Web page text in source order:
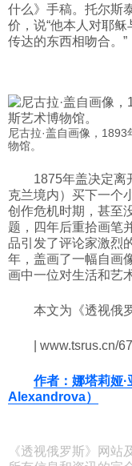
什么》手稿。托尔斯
价，说“他本人对耶
传达的东西相吻合。”
尼古拉·盖自画像，
物馆。
1875年盖决定离
克兰境内）买下一个
创作危机时期，甚至
题，四年后重拾画笔
品引发了评论家激烈
年，盖画了一幅自画
画中一位对生活和艺
本文为《透视俄
| www.tsrus.cn/
作者：娜塔莉娅
Alexandrova）
《透视俄罗斯》网